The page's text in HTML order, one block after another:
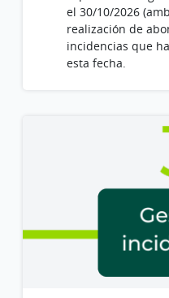
el 30/10/2026
realización de
incidencias que
esta fecha.